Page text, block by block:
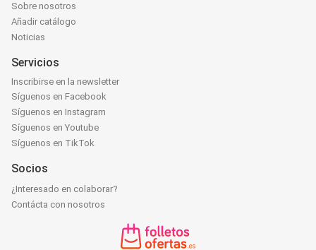
Sobre nosotros
Añadir catálogo
Noticias
Servicios
Inscribirse en la newsletter
Síguenos en Facebook
Síguenos en Instagram
Síguenos en Youtube
Síguenos en TikTok
Socios
¿Interesado en colaborar?
Contácta con nosotros